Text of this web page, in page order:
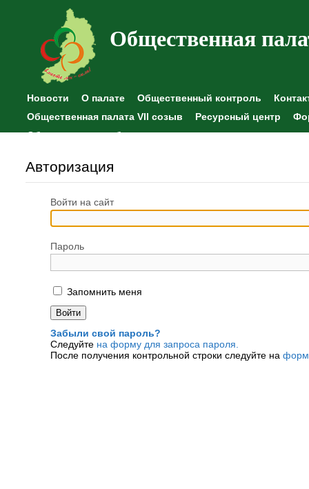
Общественная
Новости О палате Общественный контроль
Общественная палата VII созыв
Ресурсный центр
Общественные наблюдения
Авторизация
Войти на сайт
Пароль
Запомнить меня
Забыли свой пароль?
Следуйте на форму для запроса пароля.
После получения контрольной строки следуйте на